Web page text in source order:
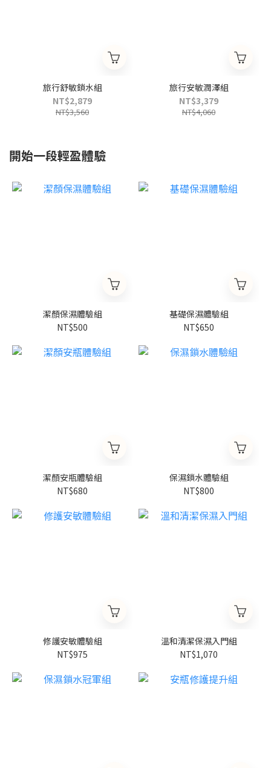
旅行舒敏鎖水組
NT$2,879
NT$3,560
旅行安敏潤澤組
NT$3,379
NT$4,060
開始一段輕盈體驗
潔顏保濕體驗組
NT$500
基礎保濕體驗組
NT$650
潔顏安瓶體驗組
NT$680
保濕鎖水體驗組
NT$800
修護安敏體驗組
NT$975
溫和清潔保濕入門組
NT$1,070